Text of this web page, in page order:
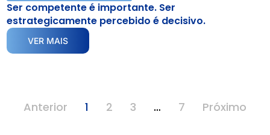
Ser competente é importante. Ser
estrategicamente percebido é decisivo.
VER MAIS
Anterior 1 2 3 … 7 Próximo